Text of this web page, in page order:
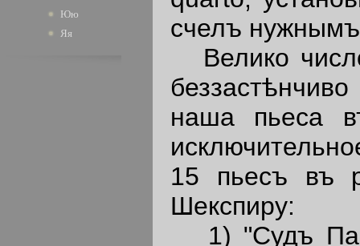
Юю
Яя
счелъ
Велико
наша пьеса
15 пьесъ въ
Шекспиру:
1) "Судъ